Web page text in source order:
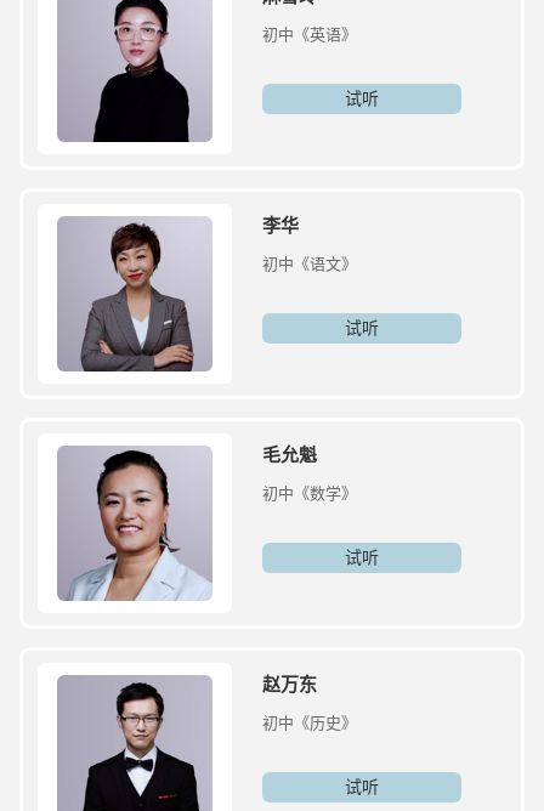
初中《英语》
试听
李华
初中《语文》
试听
毛允魁
初中《数学》
试听
赵万东
初中《历史》
试听